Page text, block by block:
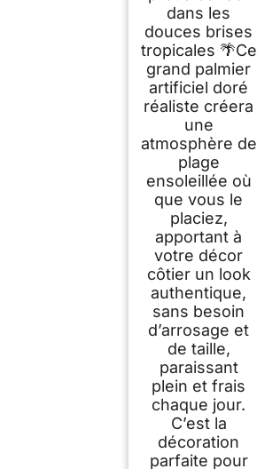
dans les
douces brises
tropicales 🌴Ce
grand palmier
artificiel doré
réaliste créera
une
atmosphère de
plage
ensoleillée où
que vous le
placiez,
apportant à
votre décor
côtier un look
authentique,
sans besoin
d’arrosage et
de taille,
paraissant
plein et frais
chaque jour.
C’est la
décoration
parfaite pour